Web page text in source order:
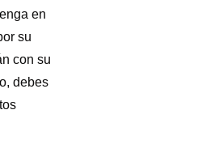
en
su
con su
debes